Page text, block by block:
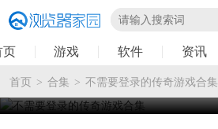
页 游戏 软件 资讯
首页 > 合集 > 不需要登录的传奇游戏合集
不需要登录的传奇游戏合集